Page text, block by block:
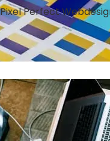
Perfect
digitale targets te